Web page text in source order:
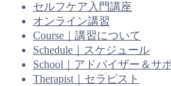
セルフケア入門講座
オンライン講習
Course｜講習について
Schedule｜スケジュール
School｜アドバイザー＆サ
Therapist｜セラピスト